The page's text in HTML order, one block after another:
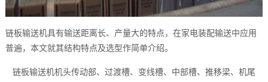
链板输送机具有输送距离长、产量大的特点，在家电装配输送中应用
普遍，本文就其结构特点及选型作简单介绍。
链板输送机机头传动部、过渡槽、变线槽、中部槽、推移梁、机尾